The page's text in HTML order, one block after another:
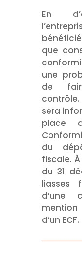
En
que
une
de
sera
place
du
fiscale.
du 31
liasses
d’une
d’un ECF.